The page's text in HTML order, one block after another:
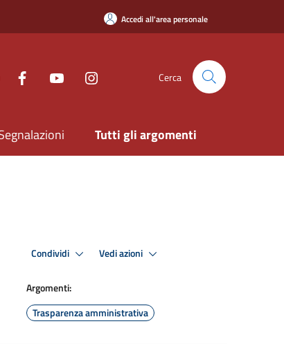
Accedi all'area personale
Cerca
Tutti gli argomenti
Condividi Vedi azioni
Argomenti:
Trasparenza amministrativa